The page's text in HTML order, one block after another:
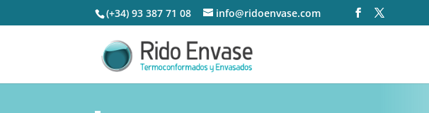
(+34) 93 387 71 08 info@ridoenvase.com